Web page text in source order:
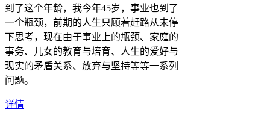
到了这个年龄，我今年45岁，事业也到了
一个瓶颈，前期的人生只顾着赶路从未停
下思考，现在由于事业上的瓶颈、家庭的
事务、儿女的教育与培育、人生的爱好与
现实的矛盾关系、放弃与坚持等等一系列
问题。
详情